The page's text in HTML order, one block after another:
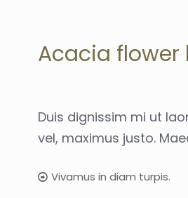
Acacia flower
Duis dignissim mi ut
vel, maximus justo.
Vivamus in diam turpis.